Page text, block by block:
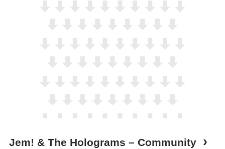
Jem! & The Holograms – Community